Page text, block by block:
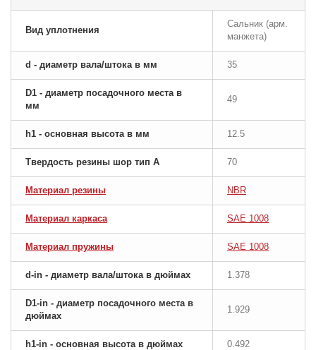
Вид уплотнения
Сальник (арм.
манжета)
d - диаметр вала/штока в мм 35
D1 - диаметр посадочного места в
мм
49
h1 - основная высота в мм 12.5
Твердость резины шор тип A 70
Материал резины NBR
Материал каркаса SAE 1008
Материал пружины SAE 1008
d-in - диаметр вала/штока в дюймах 1.378
D1-in - диаметр посадочного места в
дюймах
1.929
h1-in - основная высота в дюймах 0.492